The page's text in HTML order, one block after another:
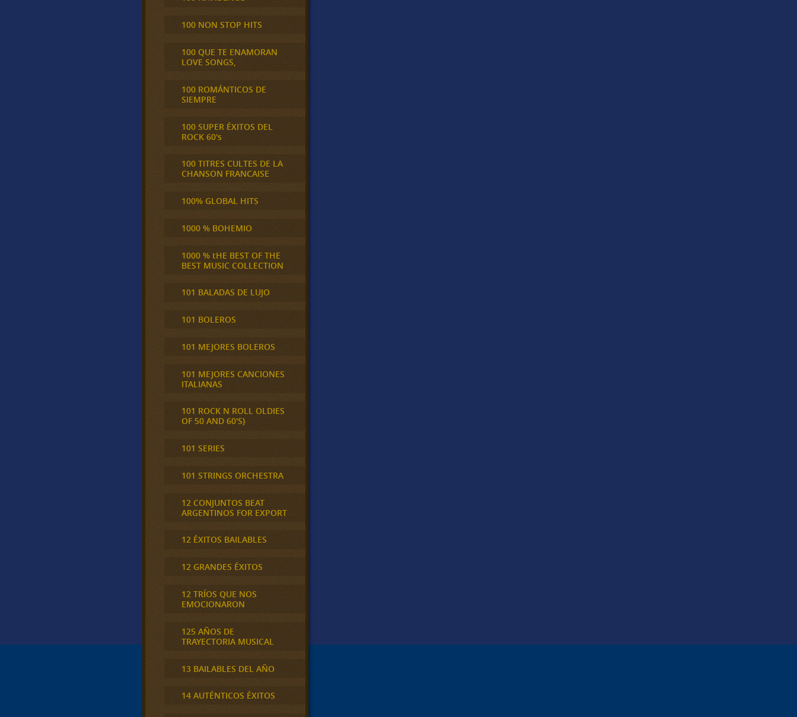
100 NON STOP HITS
100 QUE TE ENAMORAN
LOVE SONGS,
100 ROMÁNTICOS DE
SIEMPRE
100 SUPER ÉXITOS DEL
ROCK 60's
100 TITRES CULTES DE LA
CHANSON FRANCAISE
100% GLOBAL HITS
1000 % BOHEMIO
1000 % tHE BEST OF THE
BEST MUSIC COLLECTION
101 BALADAS DE LUJO
101 BOLEROS
101 MEJORES BOLEROS
101 MEJORES CANCIONES
ITALIANAS
101 ROCK N ROLL OLDIES
OF 50 AND 60'S}
101 SERIES
101 STRINGS ORCHESTRA
12 CONJUNTOS BEAT
ARGENTINOS FOR EXPORT
12 ÉXITOS BAILABLES
12 GRANDES ÉXITOS
12 TRÍOS QUE NOS
EMOCIONARON
125 AÑOS DE
TRAYECTORIA MUSICAL
13 BAILABLES DEL AÑO
14 AUTÉNTICOS ÉXITOS